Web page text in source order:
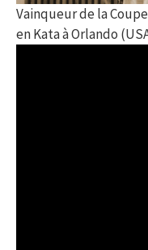
Vainqueur de la
en Kata à Orlando